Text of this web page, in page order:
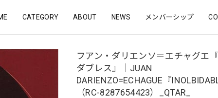
CATEGORY ABOUT NEWS メンバーシップ
フアン・ダリエンソ＝エチャグエ
ダブレス』｜JUAN
DARIENZO=ECHAGUE『
（RC-8287654423）_QTAR_